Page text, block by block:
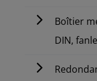
Boîtier
DIN,